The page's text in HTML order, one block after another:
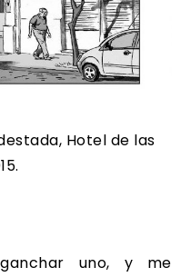
Hotel de las
uno, y me